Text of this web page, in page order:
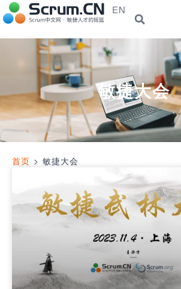
EN
敏捷大会
首页 > 敏捷大会